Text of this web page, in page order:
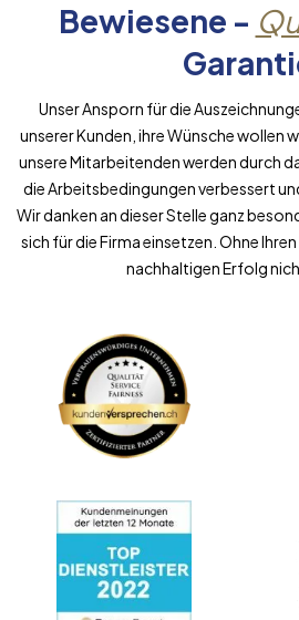
Bewiesene -
Unser Ansporn für die
unserer Kunden, ihre Wünsche wollen
unsere Mitarbeitenden werden durch
die Arbeitsbedingungen verbessert
Wir danken an dieser Stelle ganz
sich für die Firma einsetzen. Ohne
nachhaltigen Erfolg